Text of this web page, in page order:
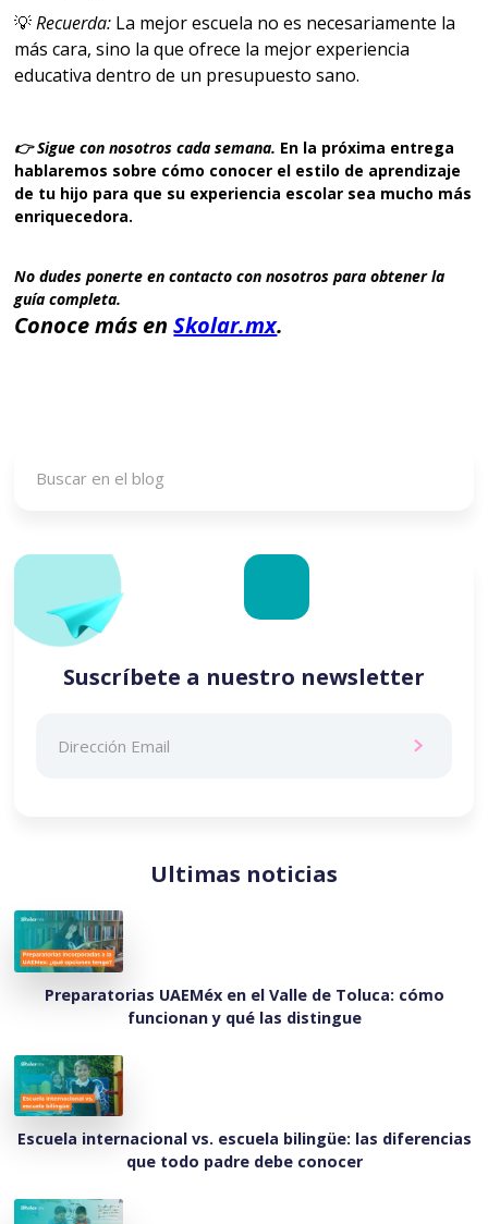
💡Recuerda: La mejor escuela no es necesariamente la
más cara, sino la que ofrece la mejor experiencia
educativa dentro de un presupuesto sano.
👉 Sigue con nosotros cada semana. En la próxima entrega
hablaremos sobre cómo conocer el estilo de aprendizaje
de tu hijo para que su experiencia escolar sea mucho más
enriquecedora.
No dudes ponerte en contacto con nosotros para obtener la
guía completa.
Conoce más enSkolar.mx.
Suscríbete a nuestro newsletter
Ultimas noticias
Preparatorias UAEMéx en el Valle de Toluca: cómo
funcionan y qué las distingue
Escuela internacional vs. escuela bilingüe: las diferencias
que todo padre debe conocer